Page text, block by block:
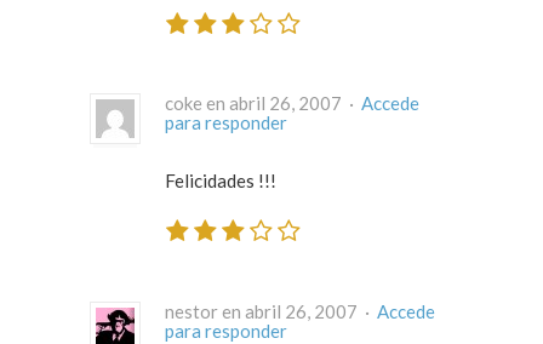
coke en abril 26, 2007 · Accede
para responder
Felicidades !!!
nestor en abril 26, 2007 · Accede
para responder